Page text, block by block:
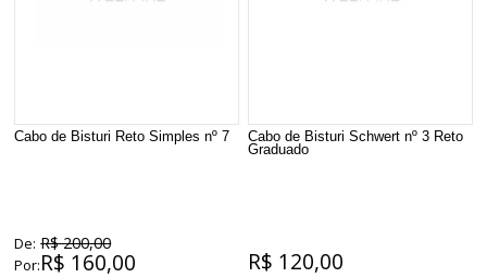
Cabo de Bisturi Reto Simples nº 7
De: R$ 200,00
Por:R$ 160,00
Cabo de Bisturi Schwert nº 3 Reto
Graduado
R$ 120,00